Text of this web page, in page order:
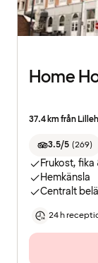
Home
37.4 km från
3.5/5 (269)
Frukost,
Hemkänsla
Centralt
24 h